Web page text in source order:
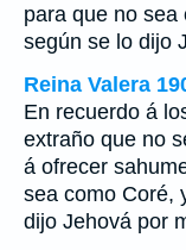
para que no sea
según se lo dijo
Reina Valera
En recuerdo á
extraño que no
á ofrecer
sea como Coré,
dijo Jehová por